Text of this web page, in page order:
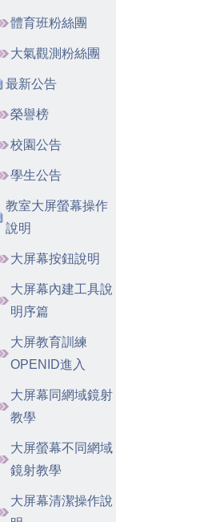
體育班粉絲團
大氣觀測粉絲團
最新公告
榮譽榜
校園公告
學生公告
教室大屏螢幕操作
說明
大屏幕按鈕說明
大屏幕內建工具說
明序篇
大屏教育訓練
OPENID進入
大屏幕同網域鏡射
教學
大屏螢幕不同網域
鏡射教學
大屏幕清潔操作說